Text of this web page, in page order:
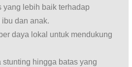
yang lebih baik terhadap
dan anak.
daya lokal untuk mendukung
stunting hingga batas yang